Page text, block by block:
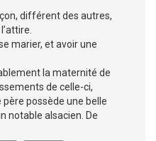
différent des autres,
marier, et avoir une
la maternité de
de celle-ci,
père possède une belle
notable alsacien. De